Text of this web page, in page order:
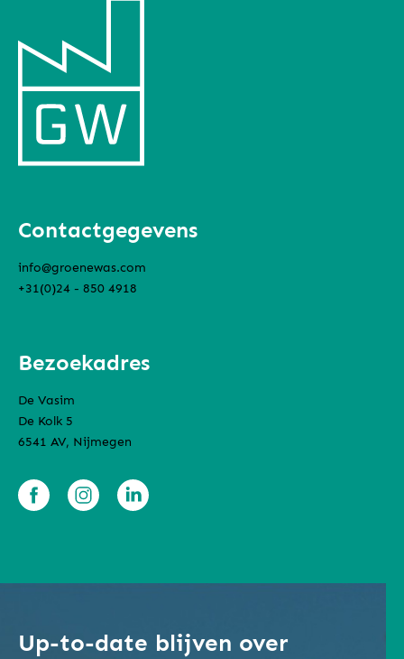
Contactgegevens
info@groenewas.com
+31(0)24 - 850 4918
Bezoekadres
De Vasim
De Kolk 5
6541 AV, Nijmegen
Up-to-date blijven over